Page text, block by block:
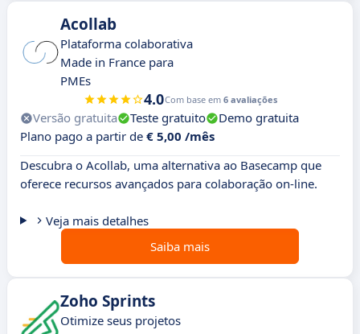
Acollab
Plataforma colaborativa
Made in France para
PMEs
4.0Com base em 6 avaliações
Versão gratuita Teste gratuito
Demo gratuita
Plano pago a partir de € 5,00 /mês
Descubra o Acollab, uma alternativa ao Basecamp que
oferece recursos avançados para colaboração on-line.
Veja mais detalhes
Saiba mais
Zoho Sprints
Otimize seus projetos